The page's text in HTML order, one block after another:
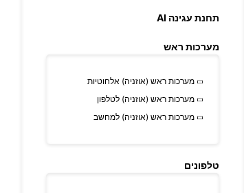
תחנת עגינה AI
מערכות ראש
מערכות ראש (אוזניה) אלחוטיות
מערכות ראש (אוזניה) לטלפון
מערכות ראש (אוזניה) למחשב
טלפונים